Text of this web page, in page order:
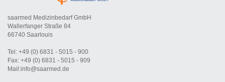
saarmed Medizinbedarf GmbH
Wallerfanger Straße 84
66740 Saarlouis
Tel: +49 (0) 6831 - 5015 - 900
Fax: +49 (0) 6831 - 5015 - 909
Mail:info@saarmed.de